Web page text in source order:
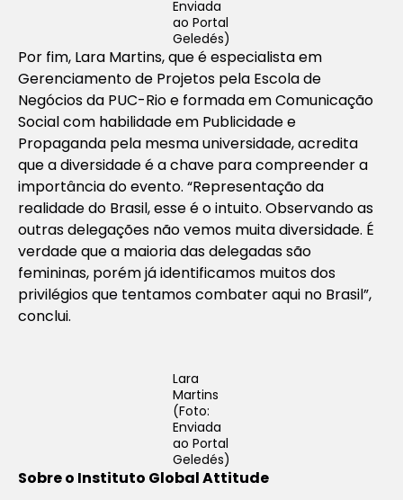
Enviada
ao Portal
Geledés)
Por fim, Lara Martins, que é especialista em
Gerenciamento de Projetos pela Escola de
Negócios da PUC-Rio e formada em Comunicação
Social com habilidade em Publicidade e
Propaganda pela mesma universidade, acredita
que a diversidade é a chave para compreender a
importância do evento. “Representação da
realidade do Brasil, esse é o intuito. Observando as
outras delegações não vemos muita diversidade. É
verdade que a maioria das delegadas são
femininas, porém já identificamos muitos dos
privilégios que tentamos combater aqui no Brasil”,
conclui.
Lara
Martins
(Foto:
Enviada
ao Portal
Geledés)
Sobre o Instituto Global Attitude